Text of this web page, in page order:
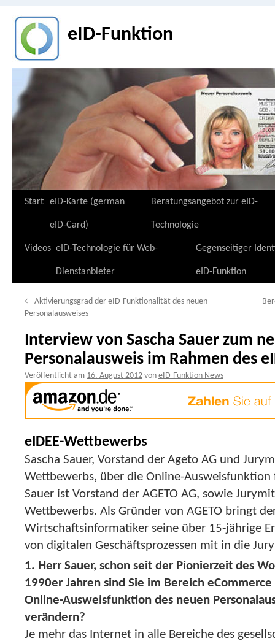
eID-Funktion
Zum
springen
Start eID-Karte (german
eID-Card)
Beratungsangebot zur eID-
Technologie
Videos eID-Technologie für Web-
Dienstanbieter
Gegenseitiger
eID-Funktion
← Aktivierungsgrad der eID-Funktionalität des neuen
Personalausweises
Interview von Sascha Sauer zum
Personalausweis im Rahmen des
Veröffentlicht am 16. August 2012 von eID-Funktion News
eIDEE-Wettbewerbs
Sascha Sauer, Vorstand der Ageto AG und
Wettbewerbs, über die Online-Ausweisfunktion
Sauer ist Vorstand der AGETO AG, sowie
Wettbewerbs. Als Gründer von AGETO bringt
Wirtschaftsinformatiker seine über 15-jährige
von digitalen Geschäftsprozessen mit in die
1. Herr Sauer, schon seit der Pionierzeit des
1990er Jahren sind Sie im Bereich
Online-Ausweisfunktion des neuen
verändern?
Je mehr das Internet in alle Bereiche des